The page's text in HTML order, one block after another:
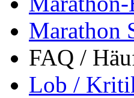
Marathon
FAQ /
Lob /